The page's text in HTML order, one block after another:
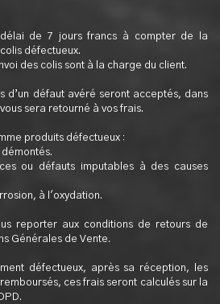
délai de 7 jours francs à compter de la
défectueux.
des colis sont à la charge du client.
d’un défaut avéré seront acceptés, dans
sera retourné à vos frais.
produits défectueux :
ou défauts imputables à des causes
à l'oxydation.
reporter aux conditions de retours de
Générales de Vente.
défectueux, après sa réception, les
ces frais seront calculés sur la